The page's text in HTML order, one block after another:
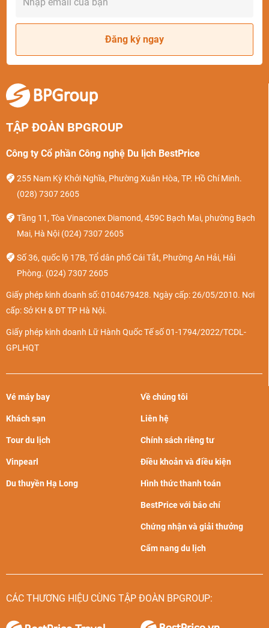
Đăng ký ngay
TẬP ĐOÀN BPGROUP
Công ty Cổ phần Công nghệ Du lịch BestPrice
255 Nam Kỳ Khởi Nghĩa, Phường Xuân Hòa, TP. Hồ Chí Minh.
(028) 7307 2605
Tầng 11, Tòa Vinaconex Diamond, 459C Bạch Mai, phường Bạch
Mai, Hà Nội (024) 7307 2605
Số 36, quốc lộ 17B, Tổ dân phố Cái Tắt, Phường An Hải, Hải
Phòng. (024) 7307 2605
Giấy phép kinh doanh số: 0104679428. Ngày cấp: 26/05/2010. Nơi
cấp: Sở KH & ĐT TP Hà Nội.
Giấy phép kinh doanh Lữ Hành Quốc Tế số 01-1794/2022/TCDL-
GPLHQT
Vé máy bay
Khách sạn
Tour du lịch
Vinpearl
Du thuyền Hạ Long
Về chúng tôi
Liên hệ
Chính sách riêng tư
Điều khoản và điều kiện
Hình thức thanh toán
BestPrice với báo chí
Chứng nhận và giải thưởng
Cẩm nang du lịch
CÁC THƯƠNG HIỆU CÙNG TẬP ĐOÀN BPGROUP: